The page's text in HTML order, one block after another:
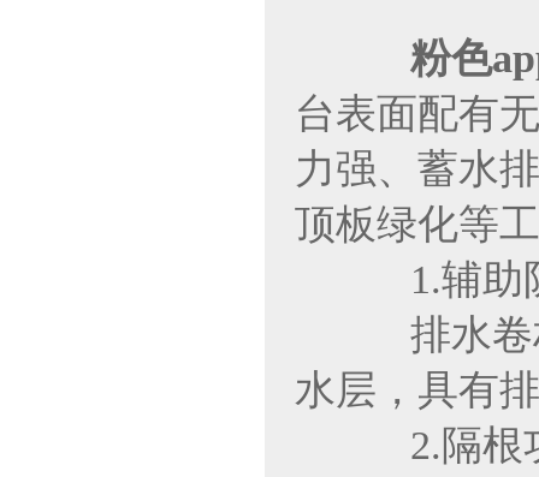
粉色
台表面配有无
力强、蓄水
顶板绿化等工
1.辅助防
排水卷材
水层，具有
2.隔根功